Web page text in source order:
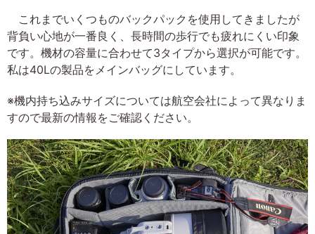
これまでいくつものバックパックを使用してきましたが
背負い心地が一番良く、長時間の歩行でも疲れにくい印象
です。機材の容量に合わせて3タイプから選択が可能です。
私は40Lの製品をメインバッグにしています。
※機内持ち込みサイズについては航空会社によって異なりま
すので最新の情報をご確認ください。